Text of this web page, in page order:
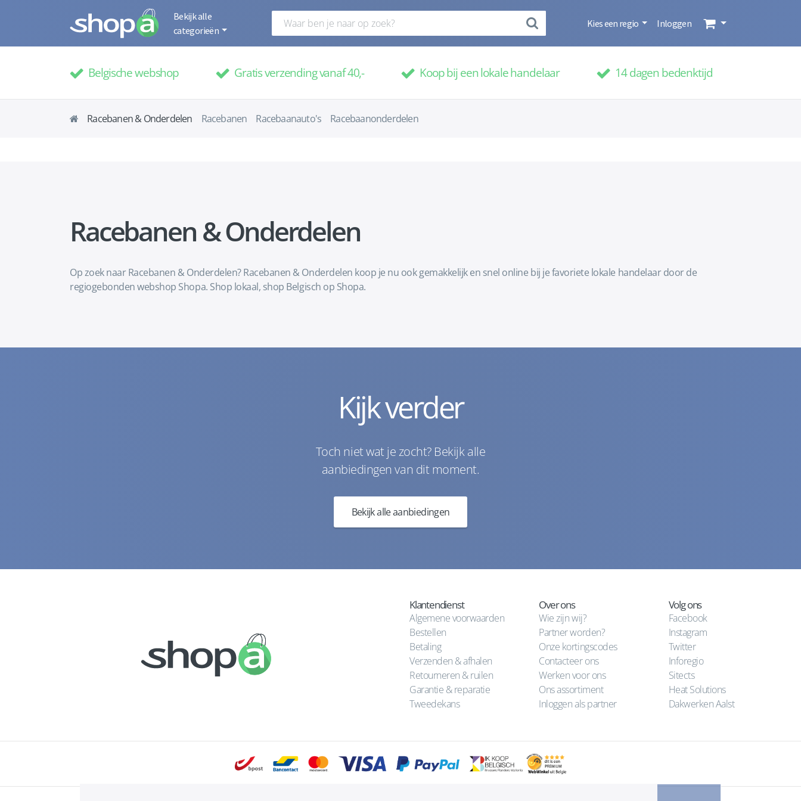
Bekijk alle
categorieën
Kies een regio Inloggen
Belgische webshop Gratis verzending vanaf 40,- Koop bij een lokale handelaar 14 dagen bedenktijd
Racebanen & Onderdelen Racebanen Racebaanauto's Racebaanonderdelen
Racebanen & Onderdelen
Op zoek naar Racebanen & Onderdelen? Racebanen & Onderdelen koop je nu ook gemakkelijk en snel online bij je favoriete lokale handelaar door de
regiogebonden webshop Shopa. Shop lokaal, shop Belgisch op Shopa.
Kijk verder
Toch niet wat je zocht? Bekijk alle
aanbiedingen van dit moment.
Bekijk alle aanbiedingen
Klantendienst
Algemene voorwaarden
Bestellen
Betaling
Verzenden & afhalen
Retourneren & ruilen
Garantie & reparatie
Tweedekans
Over ons
Wie zijn wij?
Partner worden?
Onze kortingscodes
Contacteer ons
Werken voor ons
Ons assortiment
Inloggen als partner
Volg ons
Facebook
Instagram
Twitter
Inforegio
Sitects
Heat Solutions
Dakwerken Aalst